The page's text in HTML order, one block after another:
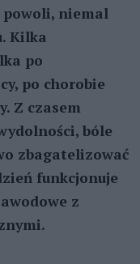
powoli, niemal
Kilka
po
po chorobie
Z czasem
bóle
zbagatelizować
funkcjonuje
z